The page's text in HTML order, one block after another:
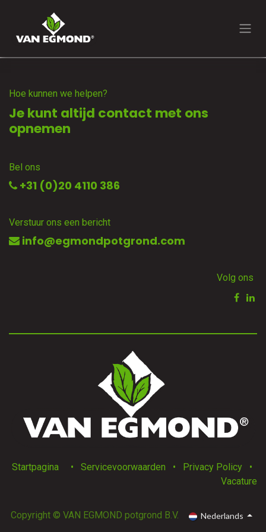
Hoe kunnen we helpen?
Je kunt altijd contact met ons
opnemen
Bel ons
+31 (0)20 4110 386
Verstuur ons een bericht
info@egmondpotgrond.com
Volg ons
Startpagina • Servicevoorwaarden • Privacy Policy
•
Vacature
Copyright © VAN EGMOND potgrond B.V. Nederlands